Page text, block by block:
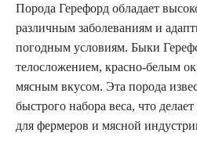
Порода Герефорд обладает
различным заболеваниям и
погодным условиям. Быки
телосложением, красно-белым
мясным вкусом. Эта порода
быстрого набора веса, что
для фермеров и мясной